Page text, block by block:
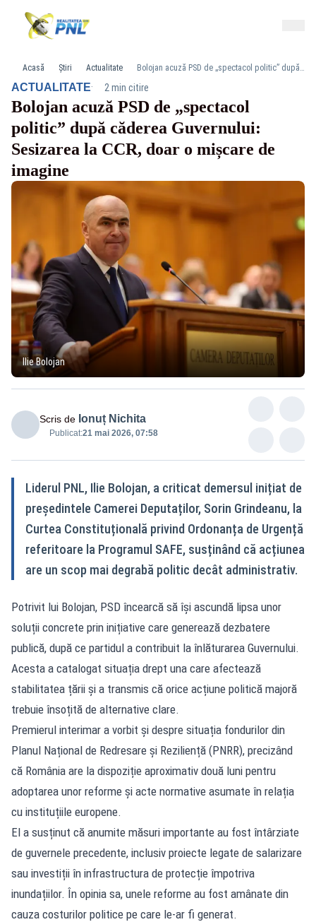
Acasă Știri Actualitate Bolojan acuză PSD de „spectacol politic” după căderea Guvernului: Sesizarea la CCR, doar o mișcare de imagine
ACTUALITATE· 2 min citire
Bolojan acuză PSD de „spectacol
politic” după căderea Guvernului:
Sesizarea la CCR, doar o mișcare de
imagine
Ilie Bolojan
Scris de Ionuț Nichita
Publicat:21 mai 2026, 07:58
Liderul PNL, Ilie Bolojan, a criticat demersul inițiat de
președintele Camerei Deputaților, Sorin Grindeanu, la
Curtea Constituțională privind Ordonanța de Urgență
referitoare la Programul SAFE, susținând că acțiunea
are un scop mai degrabă politic decât administrativ.
Potrivit lui Bolojan, PSD încearcă să își ascundă lipsa unor
soluții concrete prin inițiative care generează dezbatere
publică, după ce partidul a contribuit la înlăturarea Guvernului.
Acesta a catalogat situația drept una care afectează
stabilitatea țării și a transmis că orice acțiune politică majoră
trebuie însoțită de alternative clare.
Premierul interimar a vorbit și despre situația fondurilor din
Planul Național de Redresare și Reziliență (PNRR), precizând
că România are la dispoziție aproximativ două luni pentru
adoptarea unor reforme și acte normative asumate în relația
cu instituțiile europene.
El a susținut că anumite măsuri importante au fost întârziate
de guvernele precedente, inclusiv proiecte legate de salarizare
sau investiții în infrastructura de protecție împotriva
inundațiilor. În opinia sa, unele reforme au fost amânate din
cauza costurilor politice pe care le-ar fi generat.